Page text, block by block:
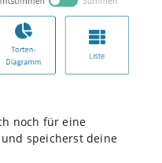
noch für eine
speicherst deine